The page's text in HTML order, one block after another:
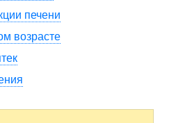
печени
возрасте